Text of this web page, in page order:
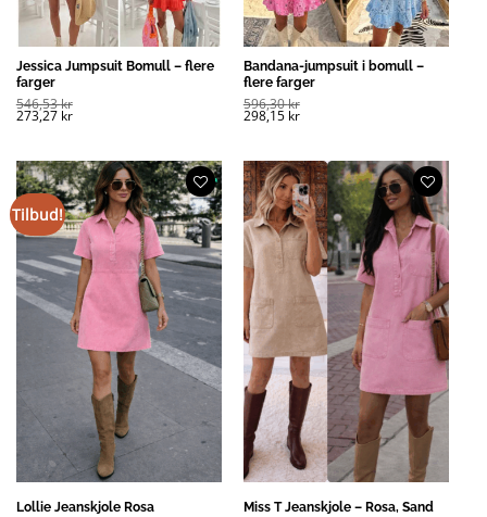
Jessica Jumpsuit Bomull – flere
farger
546,53kr
273,27 kr
Bandana-jumpsuit i bomull –
flere farger
596,30kr
298,15 kr
Tilbud!
Lollie Jeanskjole Rosa Miss T Jeanskjole – Rosa, Sand